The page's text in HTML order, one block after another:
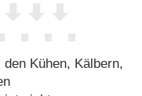
Kühen, Kälbern,